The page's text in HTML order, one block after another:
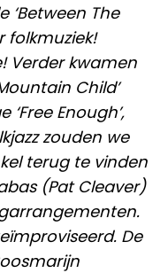
‘Between The
folkmuziek!
Verder kwamen
Child’
Enough’,
zouden we
terug te vinden
(Pat Cleaver)
De